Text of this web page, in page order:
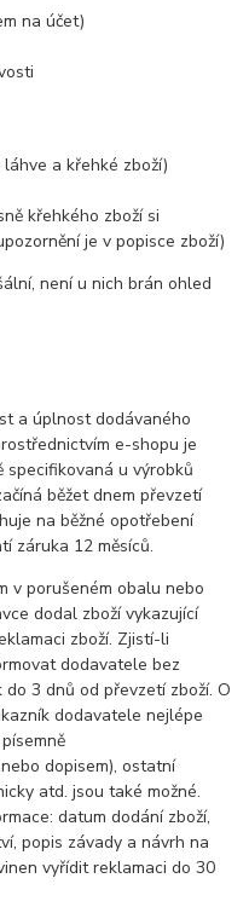
na účet)
v hotovosti
láhve a křehké zboží)
křehkého zboží si
je v popisce zboží)
není u nich brán ohled
a úplnost dodávaného
e-shopu je
u výrobků
běžet dnem převzetí
na běžné opotřebení
záruka 12 měsíců.
v porušeném obalu nebo
dodal zboží vykazující
zboží. Zjistí-li
dodavatele bez
3 dnů od převzetí zboží. O
dodavatele nejlépe
dopisem), ostatní
atd. jsou také možné.
datum dodání zboží,
popis závady a návrh na
vyřídit reklamaci do 30